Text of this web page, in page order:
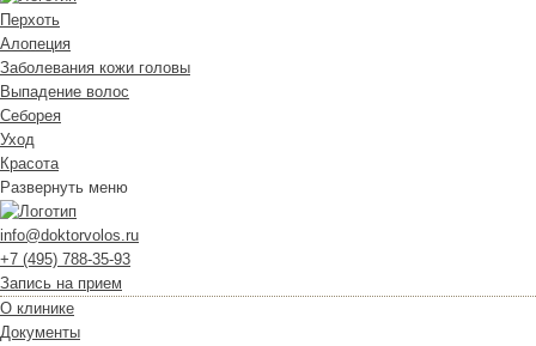
Перхоть
Алопеция
Заболевания кожи головы
Выпадение волос
Cеборея
Уход
Красота
Развернуть меню
info@doktorvolos.ru
+7 (495) 788-35-93
Запись на прием
О клинике
Документы